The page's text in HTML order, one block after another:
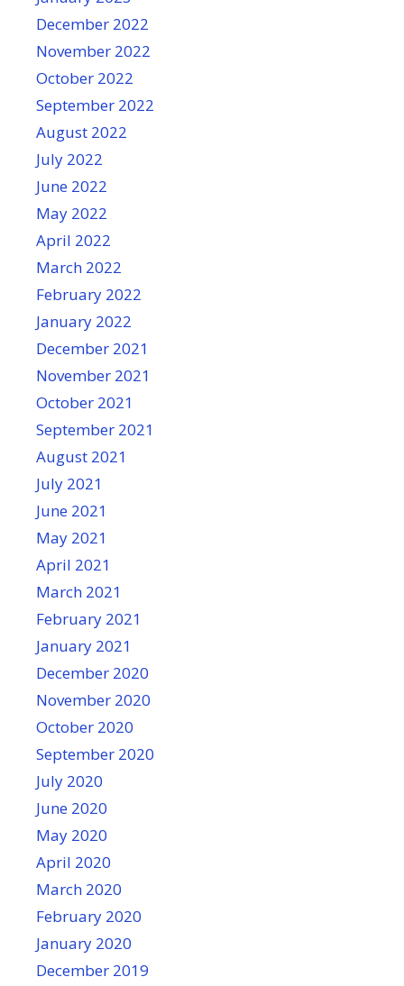
December 2022
November 2022
October 2022
September 2022
August 2022
July 2022
June 2022
May 2022
April 2022
March 2022
February 2022
January 2022
December 2021
November 2021
October 2021
September 2021
August 2021
July 2021
June 2021
May 2021
April 2021
March 2021
February 2021
January 2021
December 2020
November 2020
October 2020
September 2020
July 2020
June 2020
May 2020
April 2020
March 2020
February 2020
January 2020
December 2019